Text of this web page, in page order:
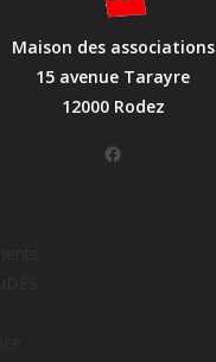
Maison des associations
15 avenue Tarayre
12000 Rodez
Facebook